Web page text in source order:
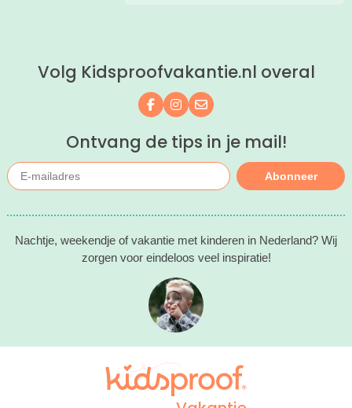
kind(eren).
Volg Kidsproofvakantie.nl overal
Volg ons op Facebook
Volg ons op Instagram
Mail ons
Ontvang de tips in je mail!
Abonneer
Nachtje, weekendje of vakantie met kinderen in Nederland? Wij
zorgen voor eindeloos veel inspiratie!